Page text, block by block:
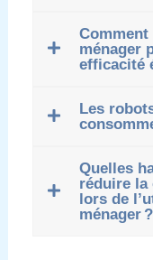
ménager
efficacité
Les
Quelles
réduire la
lors de
ménager ?